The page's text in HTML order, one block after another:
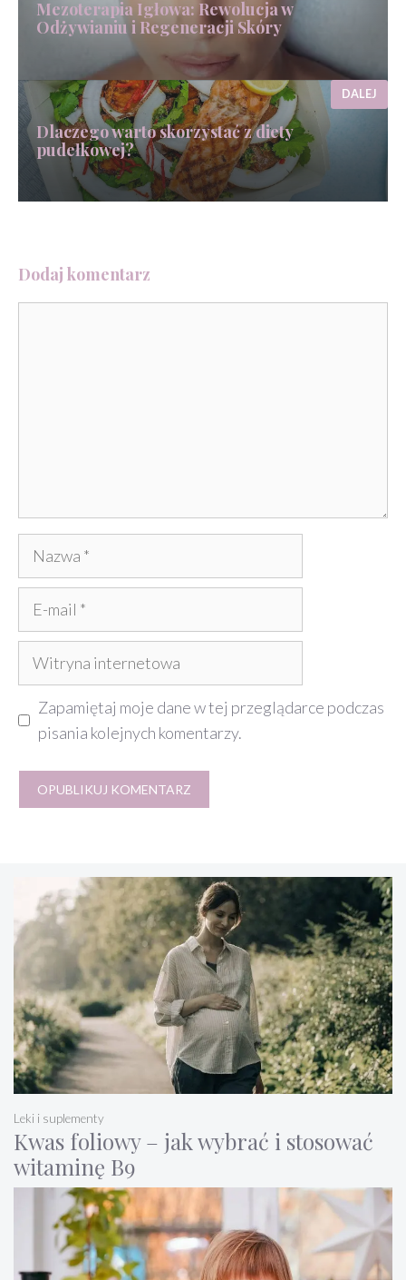
Mezoterapia Igłowa: Rewolucja w
Odżywianiu i Regeneracji Skóry
Dlaczego warto skorzystać z diety
pudełkowej?
DALEJ
Dodaj komentarz
Nazwa
Witryna
internetowa
Zapamiętaj moje dane w tej przeglądarce podczas
pisania kolejnych komentarzy.
Kwas foliowy – jak wybrać i stosować
witaminę B9
Leki i suplementy